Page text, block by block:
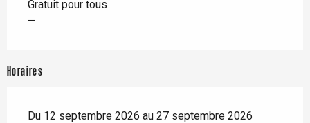
Gratuit pour tous
—
Horaires
Du 12 septembre 2026 au 27 septembre 2026